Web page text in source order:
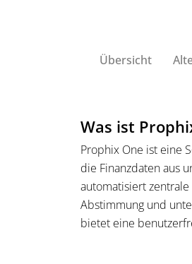
Übersicht
Was ist
Prophix One ist eine
die Finanzdaten aus
automatisiert
Abstimmung und
bietet eine